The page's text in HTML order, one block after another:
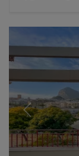
Previous